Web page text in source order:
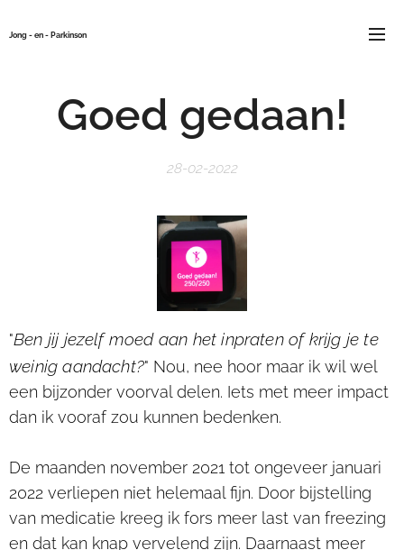
Jong - en - Parkinson
Goed gedaan!
28-02-2022
"Ben jij jezelf moed aan het inpraten of krijg je te
weinig aandacht?" Nou, nee hoor maar ik wil wel
een bijzonder voorval delen. Iets met meer impact
dan ik vooraf zou kunnen bedenken.
De maanden november 2021 tot ongeveer januari
2022 verliepen niet helemaal fijn. Door bijstelling
van medicatie kreeg ik fors meer last van freezing
en dat kan knap vervelend zijn. Daarnaast meer